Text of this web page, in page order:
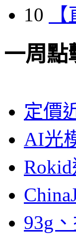
10
一周點
定價
AI光
93g